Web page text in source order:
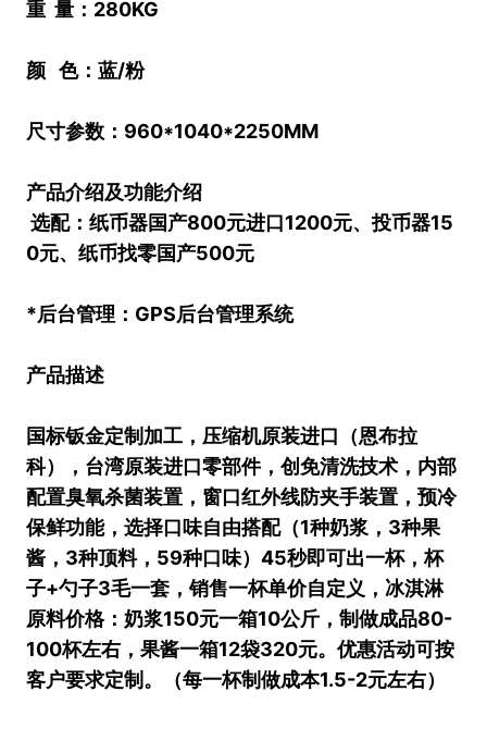
重 量：280KG
颜 色：蓝/粉
尺寸参数：960*1040*2250MM
产品介绍及功能介绍
选配：纸币器国产800元进口1200元、投币器15
0元、纸币找零国产500元
*后台管理：GPS后台管理系统
产品描述
国标钣金定制加工，压缩机原装进口（恩布拉
科），台湾原装进口零部件，创免清洗技术，内部
配置臭氧杀菌装置，窗口红外线防夹手装置，预冷
保鲜功能，选择口味自由搭配（1种奶浆，3种果
酱，3种顶料，59种口味）45秒即可出一杯，杯
子+勺子3毛一套，销售一杯单价自定义，冰淇淋
原料价格：奶浆150元一箱10公斤，制做成品80-
100杯左右，果酱一箱12袋320元。优惠活动可按
客户要求定制。（每一杯制做成本1.5-2元左右）